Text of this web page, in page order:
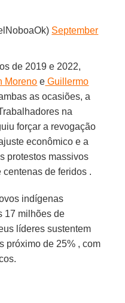
September
de 2019 e 2022,
Moreno e Guillermo
as ocasiões, a
na
forçar a revogação
econômico e a
protestos massivos
de feridos .
indígenas
17 milhões de
líderes sustentem
próximo de 25% , com